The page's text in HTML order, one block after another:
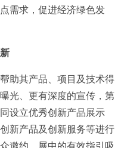
需求，促进经济绿色发
助其产品、项目及技术得
光、更有深度的宣传，第
设立优秀创新产品展示
新产品及创新服务等进行